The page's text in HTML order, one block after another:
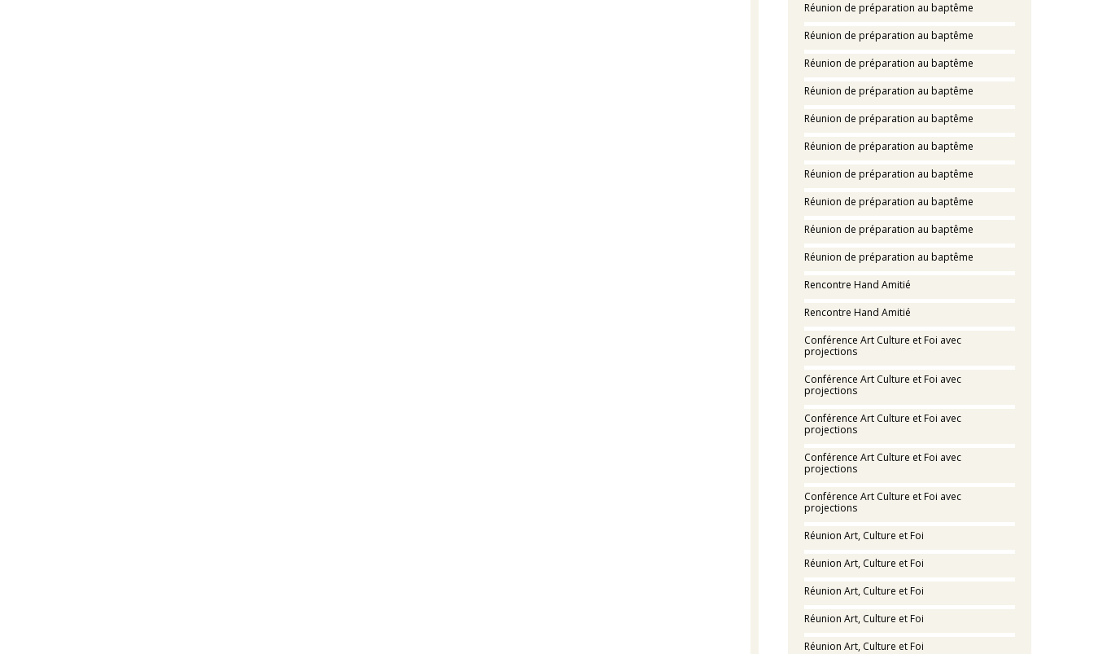
Réunion de préparation au baptême
Réunion de préparation au baptême
Réunion de préparation au baptême
Réunion de préparation au baptême
Réunion de préparation au baptême
Réunion de préparation au baptême
Réunion de préparation au baptême
Réunion de préparation au baptême
Réunion de préparation au baptême
Réunion de préparation au baptême
Rencontre Hand Amitié
Rencontre Hand Amitié
Conférence Art Culture et Foi avec
projections
Conférence Art Culture et Foi avec
projections
Conférence Art Culture et Foi avec
projections
Conférence Art Culture et Foi avec
projections
Conférence Art Culture et Foi avec
projections
Réunion Art, Culture et Foi
Réunion Art, Culture et Foi
Réunion Art, Culture et Foi
Réunion Art, Culture et Foi
Réunion Art, Culture et Foi